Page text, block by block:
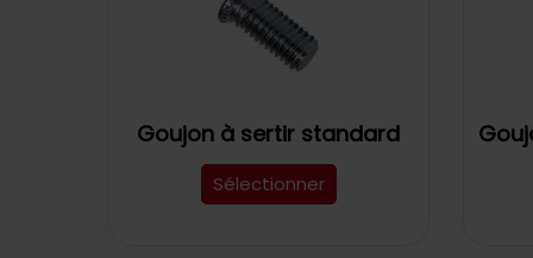
Goujon à sertir standard
Sélectionner